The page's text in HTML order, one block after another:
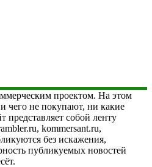
проектом. На этом
чего не покупают, ни какие
представляет собой ленту
kommersant.ru,
без искажения,
публикуемых новостей